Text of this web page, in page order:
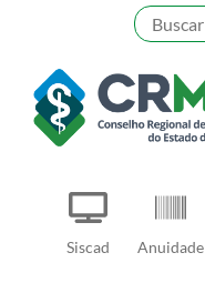
content
Siscad Anuidade
Pesquisar